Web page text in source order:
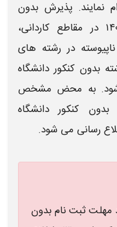
نمایند. پذیرش بدون
در مقاطع کاردانی،
در رشته های
بدون کنکور دانشگاه
به محض مشخص
کنکور دانشگاه
ثبت نام بدون